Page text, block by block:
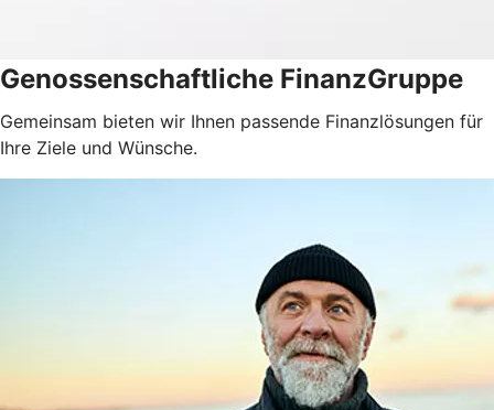
Genossenschaftliche FinanzGruppe
Gemeinsam bieten wir Ihnen passende Finanzlösungen für
Ihre Ziele und Wünsche.